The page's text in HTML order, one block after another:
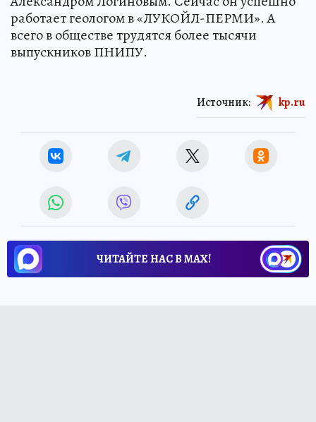
работает геологом в «ЛУКОЙЛ-ПЕРМИ». А
всего в обществе трудятся более тысячи
выпускников ПНИПУ.
Источник: kp.ru
ЧИТАЙТЕ НАС В МАХ!